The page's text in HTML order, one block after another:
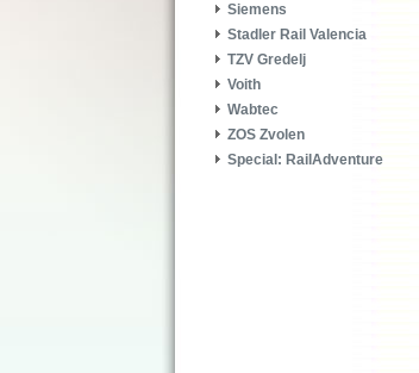
Siemens
Stadler Rail Valencia
TZV Gredelj
Voith
Wabtec
ZOS Zvolen
Special: RailAdventure